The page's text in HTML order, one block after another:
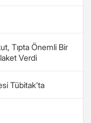
Tıpta Önemli Bir
Verdi
Tübitak'ta